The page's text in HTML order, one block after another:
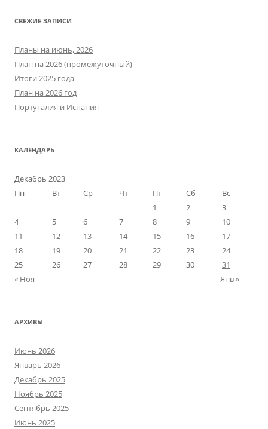
СВЕЖИЕ ЗАПИСИ
Планы на июнь, 2026
План на 2026 (промежуточный)
Итоги 2025 года
План на 2026 год
Португалия и Испания
КАЛЕНДАРЬ
Декабрь 2023
Пн
Вт Ср Чт Пт Сб
Вс
1
2
3
4
5 6 7 8 9
10
11
12 13 14 15 16
17
18
19 20 21 22 23
24
25
26 27 28 29 30
31
« Ноя
Янв »
АРХИВЫ
Июнь 2026
Январь 2026
Декабрь 2025
Ноябрь 2025
Сентябрь 2025
Июнь 2025